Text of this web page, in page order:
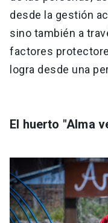
desde la gestión
sino también a
factores
logra desde una
El huerto "Alma